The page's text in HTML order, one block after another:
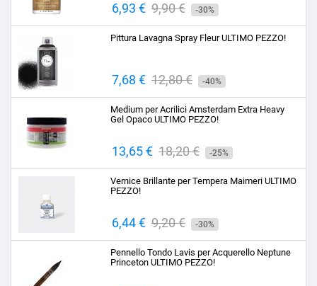
Prezzo
6,93 € Prezzo
base
9,90 € -30%
Pittura Lavagna Spray Fleur ULTIMO PEZZO!
Prezzo
7,68 € Prezzo
base
12,80 € -40%
Medium per Acrilici Amsterdam Extra Heavy
Gel Opaco ULTIMO PEZZO!
Prezzo
13,65 € Prezzo
base
18,20 € -25%
Vernice Brillante per Tempera Maimeri ULTIMO
PEZZO!
Prezzo
6,44 € Prezzo
base
9,20 € -30%
Pennello Tondo Lavis per Acquerello Neptune
Princeton ULTIMO PEZZO!